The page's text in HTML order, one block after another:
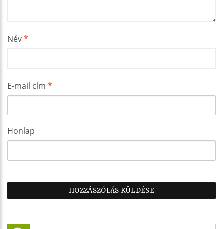
Név*
E-mail cím *
Honlap